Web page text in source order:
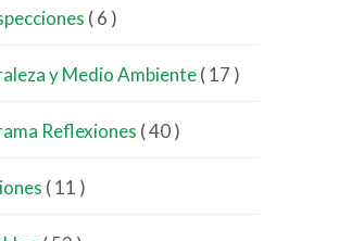
( 6 )
y Medio Ambiente( 17 )
Reflexiones ( 40 )
( 11 )